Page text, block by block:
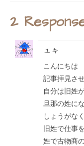
2
ユキ
こんにちは
記事拝見さ
自分は旧姓
旦那の姓に
しょうがな
旧姓で仕事
姓で古物商